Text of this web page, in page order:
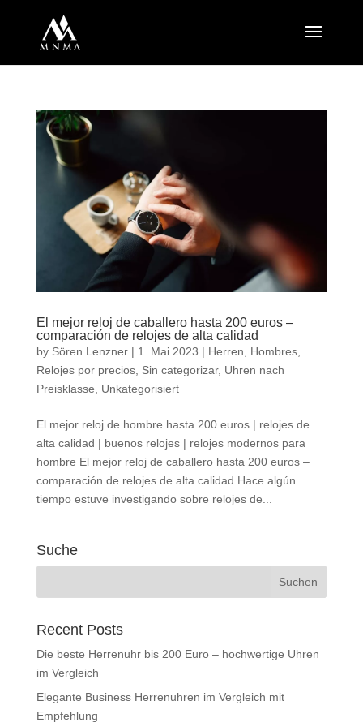
El mejor reloj de caballero hasta 200 euros –
comparación de relojes de alta calidad
by Sören Lenzner| 1. Mai 2023 | Herren Hombres,
Relojes por precios, Sin categorizar, Uhren nach
Preisklasse
Unkategorisiert
El mejor reloj de hombre hasta 200 euros | relojes de
alta calidad | buenos relojes | relojes modernos para
hombre El mejor reloj de caballero hasta 200 euros –
comparación de relojes de alta calidad Hace algún
tiempo estuve investigando sobre relojes de...
Suche
Recent Posts
Die beste Herrenuhr bis 200 Euro – hochwertige Uhren
im Vergleich
Elegante Business Herrenuhren im Vergleich mit
Empfehlung